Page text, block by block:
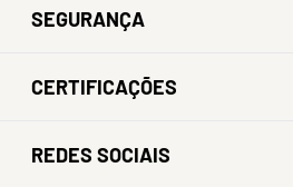
SEGURANÇA
CERTIFICAÇÕES
REDES SOCIAIS